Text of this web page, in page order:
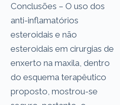
Conclusões – O uso dos
anti-inflamatórios
esteroidais e não
esteroidais em cirurgias de
enxerto na maxila, dentro
do esquema terapêutico
proposto, mostrou-se